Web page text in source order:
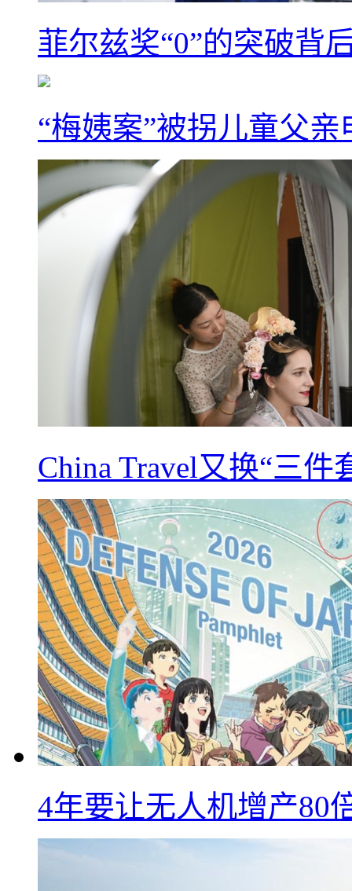
菲尔兹奖“0”的突破背
“梅姨案”被拐儿童父
China Travel又换“三
4年要让无人机增产80